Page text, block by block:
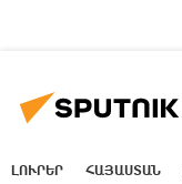
ԼՈՒՐԵՐ ՀԱՅԱՍՏԱՆ